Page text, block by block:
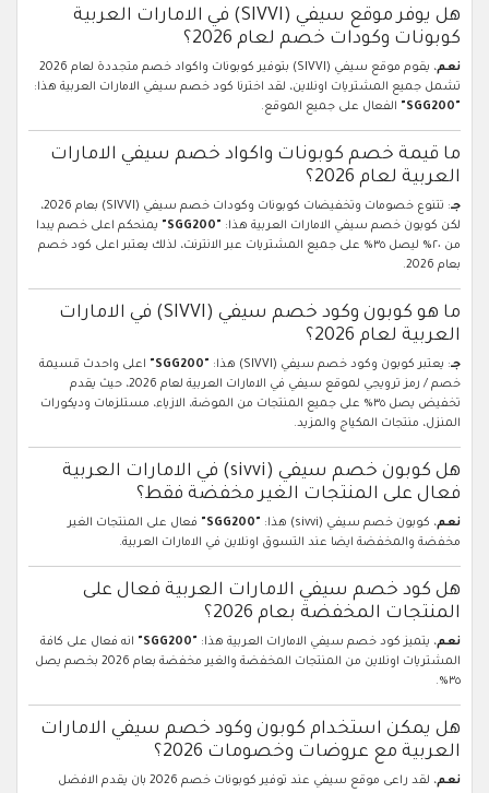
هل يوفر موقع سيفي (SIVVI) في الامارات العربية
كوبونات وكودات خصم لعام 2026؟
نعم
، يقوم موقع سيفي (SIVVI) بتوفير كوبونات واكواد خصم متجددة لعام 2026
تشمل جميع المشتريات اونلاين، لقد اخترنا كود خصم سيفي الامارات العربية هذا:
"SGG200"
الفعال على جميع الموقع.
ما قيمة خصم كوبونات واكواد خصم سيفي الامارات
العربية لعام 2026؟
جـ
: تتنوع خصومات وتخفيضات كوبونات وكودات خصم سيفي (SIVVI) بعام 2026،
لكن كوبون خصم سيفي الامارات العربية هذا: "SGG200"
يمنحكم اعلى خصم يبدا
من ٢٠% ليصل ٣٥% على جميع المشتريات عبر الانترنت، لذلك يعتبر اعلى كود خصم
بعام 2026.
ما هو كوبون وكود خصم سيفي (SIVVI) في الامارات
العربية لعام 2026؟
جـ: يعتبر كوبون وكود خصم سيفي (SIVVI) هذا: "SGG200"
اعلى واحدث قسيمة
خصم / رمز ترويجي لموقع سيفي في الامارات العربية لعام 2026، حيث يقدم
تخفيض يصل ٣٥% على جميع المنتجات من الموضة، الازياء، مستلزمات وديكورات
المنزل، منتجات المكياج والمزيد.
هل كوبون خصم سيفي (sivvi) في الامارات العربية
فعال على المنتجات الغير مخفضة فقط؟
نعم، كوبون خصم سيفي (sivvi) هذا: "SGG200"
فعال على المنتجات الغير
مخفضة والمخفضة ايضا عند التسوق اونلاين في الامارات العربية.
هل كود خصم سيفي الامارات العربية فعال على
المنتجات المخفضة بعام 2026؟
نعم، يتميز كود خصم سيفي الامارات العربية هذا: "SGG200"
انه فعال على كافة
المشتريات اونلاين من المنتجات المخفضة والغير مخفضة بعام 2026 بخصم يصل
٣٥%.
هل يمكن استخدام كوبون وكود خصم سيفي الامارات
العربية مع عروضات وخصومات 2026؟
نعم
، لقد راعى موقع سيفي عند توفير كوبونات خصم 2026 بان يقدم الافضل